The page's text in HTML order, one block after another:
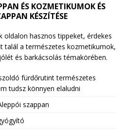
ÉS KOZMETIKUMOK ÉS
KÉSZÍTÉSE
oldalon hasznos tippeket, érdekes
talál a természetes kozmetikumok,
és barkácsolás témakörében.
fürdőrutint természetes
tudsz könnyen elaludni
szappan